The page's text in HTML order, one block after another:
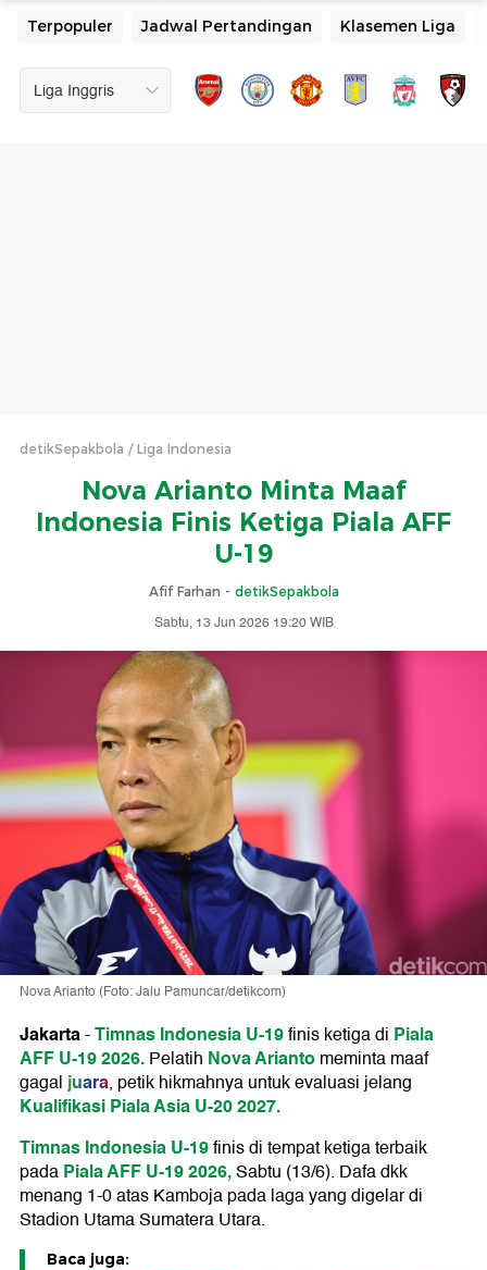
Terpopuler Jadwal Pertandingan Klasemen Liga
detikSepakbola Liga Indonesia
Nova Arianto Minta Maaf
Indonesia Finis Ketiga Piala AFF
U-19
Afif Farhan - detikSepakbola
Sabtu, 13 Jun 2026 19:20 WIB
Nova Arianto (Foto: Jalu Pamuncar/detikcom)
Jakarta-Timnas Indonesia U-19finis ketiga di Piala
AFF U-19 2026.Pelatih Nova Ariantomeminta maaf
gagaljuara, petik hikmahnya untuk evaluasi jelang
Kualifikasi Piala Asia U-20 2027.
Timnas Indonesia U-19finis di tempat ketiga terbaik
padaPiala AFF U-19 2026,Sabtu (13/6). Dafa dkk
menang 1-0 atas Kamboja pada laga yang digelar di
Stadion Utama Sumatera Utara.
Baca juga: